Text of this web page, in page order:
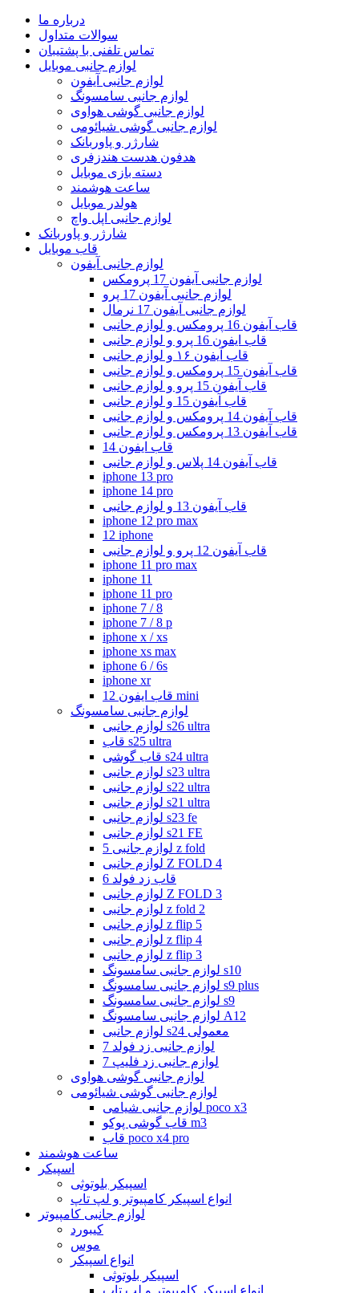
درباره ما
سوالات متداول
تماس تلفنی با پشتیبان
لوازم جانبی موبایل
لوازم جانبی آیفون
لوازم جانبی سامسونگ
لوازم جانبی گوشی هواوی
لوازم جانبی گوشی شیائومی
شارژر و پاوربانک
هدفون هدست هندزفری
دسته بازی موبایل
ساعت هوشمند
هولدر موبایل
لوازم جانبی اپل واچ
شارژر و پاوربانک
قاب موبایل
لوازم جانبی آیفون
لوازم جانبی آیفون 17 پرومکس
لوازم جانبی آیفون 17 پرو
لوازم جانبی آیفون 17 نرمال
قاب آیفون 16 پرومکس و لوازم جانبی
قاب ایفون 16 پرو و لوازم جانبی
قاب آیفون ۱۶ و لوازم جانبی
قاب آیفون 15 پرومکس و لوازم جانبی
قاب آیفون 15 پرو و لوازم جانبی
قاب آیفون 15 و لوازم جانبی
قاب آیفون 14 پرومکس و لوازم جانبی
قاب آیفون 13 پرومکس و لوازم جانبی
قاب ایفون 14
قاب آیفون 14 پلاس و لوازم جانبی
iphone 13 pro
iphone 14 pro
قاب آیفون 13 و لوازم جانبی
iphone 12 pro max
12 iphone
قاب آیفون 12 پرو و لوازم جانبی
iphone 11 pro max
iphone 11
iphone 11 pro
iphone 7 / 8
iphone 7 / 8 p
iphone x / xs
iphone xs max
iphone 6 / 6s
iphone xr
قاب ایفون 12 mini
لوازم جانبی سامسونگ
لوازم جانبی s26 ultra
قاب s25 ultra
قاب گوشی s24 ultra
لوازم جانبی s23 ultra
لوازم جانبی s22 ultra
لوازم جانبی s21 ultra
لوازم جانبی s23 fe
لوازم جانبی s21 FE
لوازم جانبی 5 z fold
لوازم جانبی Z FOLD 4
قاب زد فولد 6
لوازم جانبی Z FOLD 3
لوازم جانبی z fold 2
لوازم جانبی z flip 5
لوازم جانبی z flip 4
لوازم جانبی z flip 3
لوازم جانبی سامسونگ s10
لوازم جانبی سامسونگ s9 plus
لوازم جانبی سامسونگ s9
لوازم جانبی سامسونگ A12
لوازم جانبی s24 معمولی
لوازم جانبی زد فولد 7
لوازم جانبی زد فلیپ 7
لوازم جانبی گوشی هواوی
لوازم جانبی گوشی شیائومی
لوازم جانبی شیامی poco x3
قاب گوشی پوکو m3
قاب poco x4 pro
ساعت هوشمند
اسپیکر
اسپیکر بلوتوثی
انواع اسپیکر کامپیوتر و لپ تاپ
لوازم جانبی کامپیوتر
کیبورد
موس
انواع اسپیکر
اسپیکر بلوتوثی
انواع اسپیکر کامپیوتر و لپ تاپ